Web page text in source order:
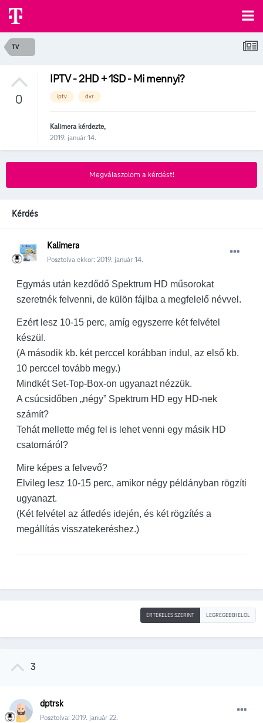
TV
0
IPTV - 2HD + 1SD - Mi mennyi?
iptv dvr
Kalimerakérdezte,
2019. január 14.
Megválaszolom a kérdést!
Kérdés
Kalimera
Posztolva ekkor: 2019. január 14.
Egymás után kezdődő Spektrum HD műsorokat
szeretnék felvenni, de külön fájlba a megfelelő névvel.
Ezért lesz 10-15 perc, amíg egyszerre két felvétel
készül.
(A második kb. két perccel korábban indul, az első kb.
10 perccel tovább megy.)
Mindkét Set-Top-Box-on ugyanazt nézzük.
A csúcsidőben „négy” Spektrum HD egy HD-nek
számít?
Tehát mellette még fel is lehet venni egy másik HD
csatornáról?
Mire képes a felvevő?
Elvileg lesz 10-15 perc, amikor négy példányban rögzíti
ugyanazt.
(Két felvétel az átfedés idején, és két rögzítés a
megállítás visszatekeréshez.)
ÉRTÉKELÉS SZERINT LEGRÉGEBBI ELÖL
3
dptrsk
Posztolva: 2019. január 22.